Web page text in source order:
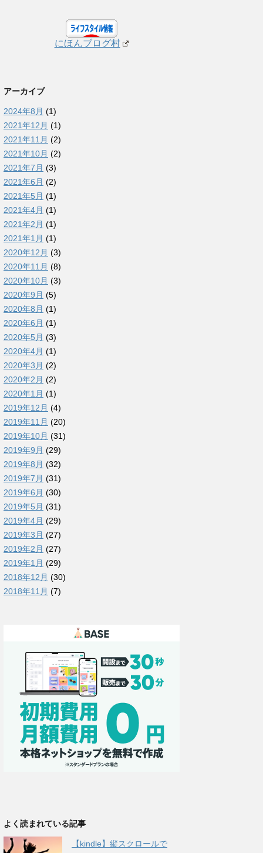
にほんブログ村
アーカイブ
2024年8月 (1)
2021年12月 (1)
2021年11月 (2)
2021年10月 (2)
2021年7月 (3)
2021年6月 (2)
2021年5月 (1)
2021年4月 (1)
2021年2月 (1)
2021年1月 (1)
2020年12月 (3)
2020年11月 (8)
2020年10月 (3)
2020年9月 (5)
2020年8月 (1)
2020年6月 (1)
2020年5月 (3)
2020年4月 (1)
2020年3月 (2)
2020年2月 (2)
2020年1月 (1)
2019年12月 (4)
2019年11月 (20)
2019年10月 (31)
2019年9月 (29)
2019年8月 (32)
2019年7月 (31)
2019年6月 (30)
2019年5月 (31)
2019年4月 (29)
2019年3月 (27)
2019年2月 (27)
2019年1月 (29)
2018年12月 (30)
2018年11月 (7)
よく読まれている記事
【kindle】縦スクロールで